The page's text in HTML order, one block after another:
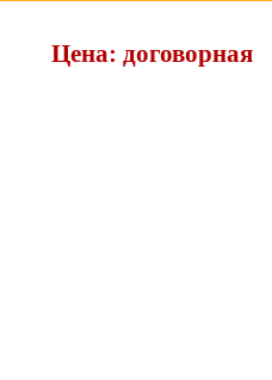
Цена: договорная